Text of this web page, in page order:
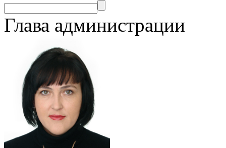
Глава администрации